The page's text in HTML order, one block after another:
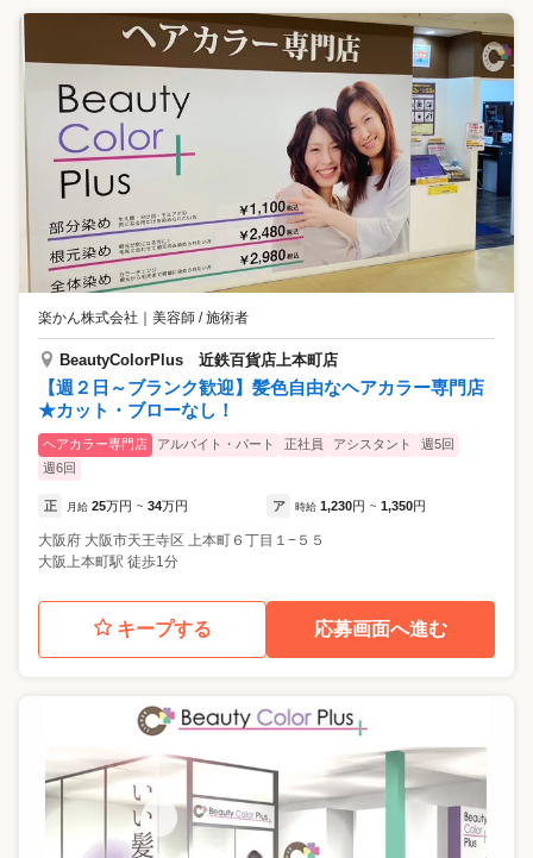
楽かん株式会社 ｜ 美容師 / 施術者
BeautyColorPlus 近鉄百貨店上本町店
【週２日～ブランク歓迎】髪色自由なヘアカラー専門店
★カット・ブローなし！
ヘアカラー専門店 アルバイト・パート 正社員 アシスタント
週5回
週6回
正 月給 25万円 ~ 34万円 ア 時給 1,230円 ~ 1,350円
大阪府 大阪市天王寺区
上本町６丁目１−５５
大阪上本町駅 徒歩1分
キープする 応募画面へ進む